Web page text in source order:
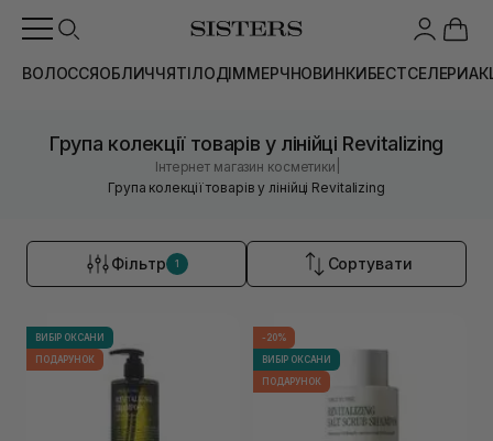
ВОЛОССЯОБЛИЧЧЯТІЛОДІММЕРЧНОВИНКИБЕСТСЕЛЕРИ
Група колекції товарів у лінійці Revitalizing
Інтернет магазин косметики
Група колекції товарів у лінійці Revitalizing
Фільтр 1 Сортувати
ВИБІР ОКСАНИ
ПОДАРУНОК
-20%
ВИБІР ОКСАНИ
ПОДАРУНОК